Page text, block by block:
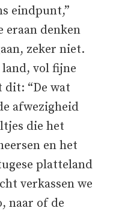
eindpunt,”
eraan denken
zeker niet.
vol fijne
dit: “De wat
afwezigheid
die het
en het
platteland
verkassen we
naar of de